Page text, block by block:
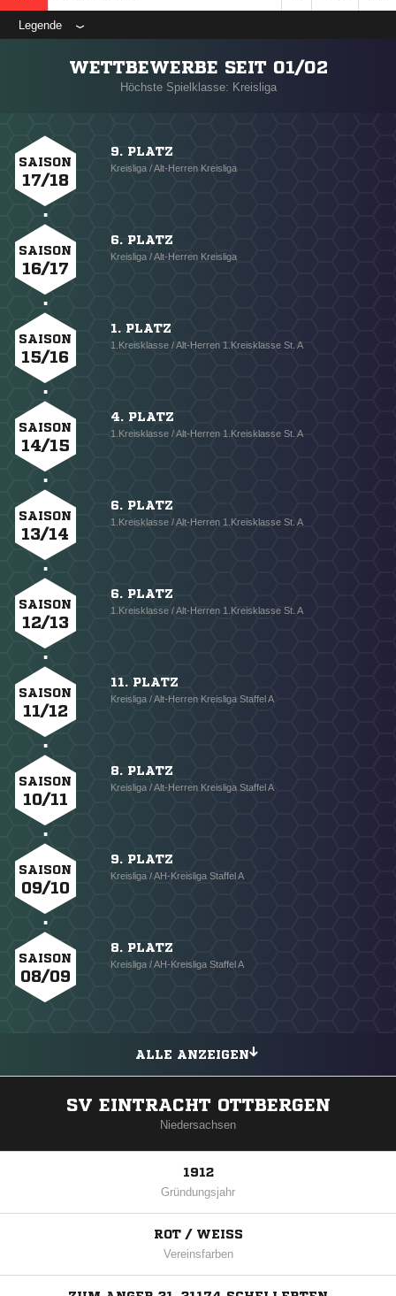
Legende
WETTBEWERBE SEIT 01/02
Höchste Spielklasse: Kreisliga
SAISON
17/18
9. PLATZ
Kreisliga / Alt-Herren Kreisliga
SAISON
16/17
6. PLATZ
Kreisliga / Alt-Herren Kreisliga
SAISON
15/16
1. PLATZ
1.Kreisklasse / Alt-Herren 1.Kreisklasse St. A
SAISON
14/15
4. PLATZ
1.Kreisklasse / Alt-Herren 1.Kreisklasse St. A
SAISON
13/14
6. PLATZ
1.Kreisklasse / Alt-Herren 1.Kreisklasse St. A
SAISON
12/13
6. PLATZ
1.Kreisklasse / Alt-Herren 1.Kreisklasse St. A
SAISON
11/12
11. PLATZ
Kreisliga / Alt-Herren Kreisliga Staffel A
SAISON
10/11
8. PLATZ
Kreisliga / Alt-Herren Kreisliga Staffel A
SAISON
09/10
9. PLATZ
Kreisliga / AH-Kreisliga Staffel A
SAISON
08/09
8. PLATZ
Kreisliga / AH-Kreisliga Staffel A
ALLE ANZEIGEN
SV EINTRACHT OTTBERGEN
Niedersachsen
1912
Gründungsjahr
ROT / WEISS
Vereinsfarben